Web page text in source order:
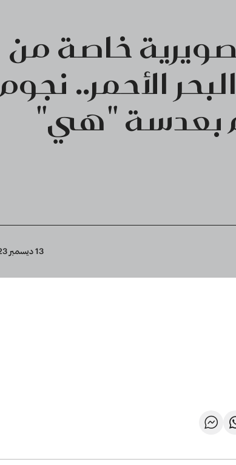
خاصة من
الأحمر.. نجوم
بعدسة "هي"
13 ديسمبر 2023